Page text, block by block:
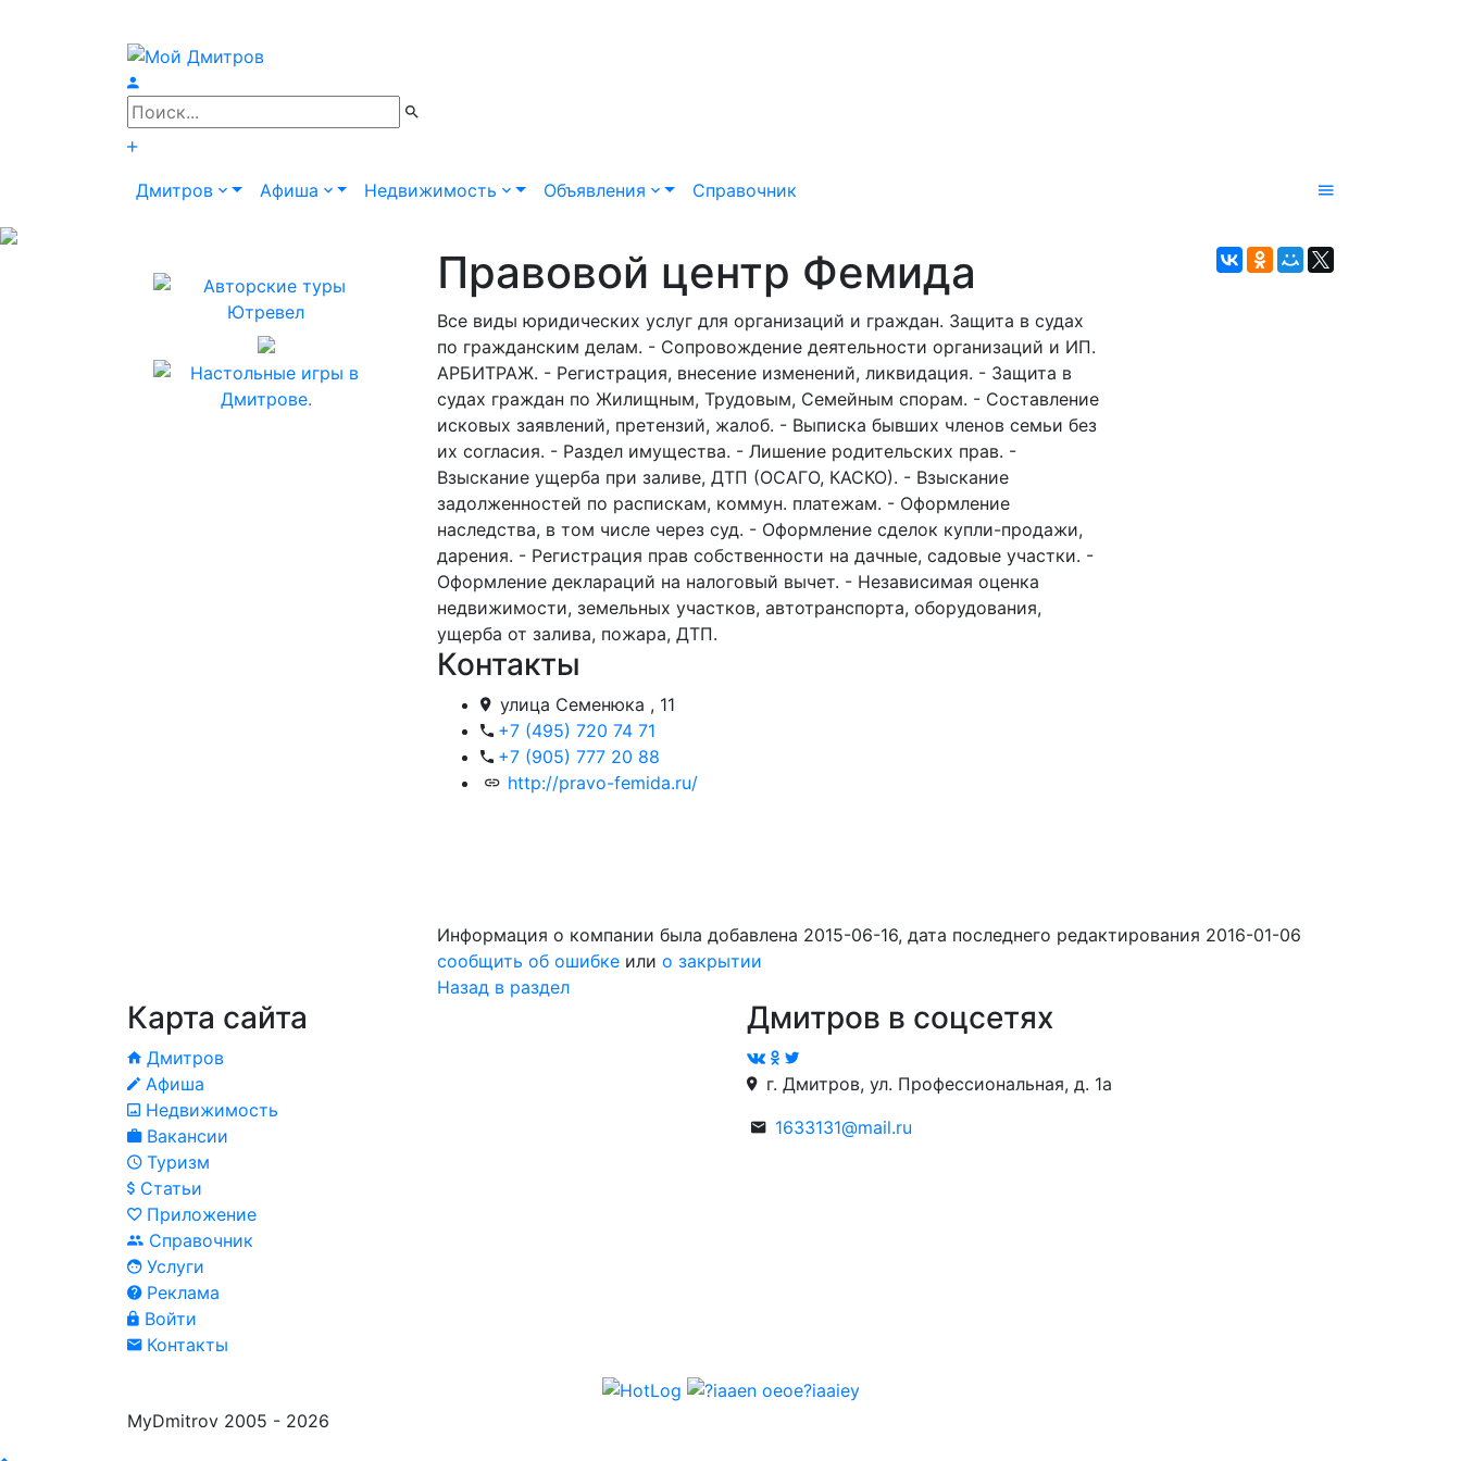
Дмитров Афиша Недвижимость Объявления Справочник
Правовой центр Фемида
Все виды юридических услуг для организаций и граждан. Защита в судах
по гражданским делам. - Сопровождение деятельности организаций и ИП.
АРБИТРАЖ. - Регистрация, внесение изменений, ликвидация. - Защита в
судах граждан по Жилищным, Трудовым, Семейным спорам. - Составление
исковых заявлений, претензий, жалоб. - Выписка бывших членов семьи без
их согласия. - Раздел имущества. - Лишение родительских прав. -
Взыскание ущерба при заливе, ДТП (ОСАГО, КАСКО). - Взыскание
задолженностей по распискам, коммун. платежам. - Оформление
наследства, в том числе через суд. - Оформление сделок купли-продажи,
дарения. - Регистрация прав собственности на дачные, садовые участки. -
Оформление деклараций на налоговый вычет. - Независимая оценка
недвижимости, земельных участков, автотранспорта, оборудования,
ущерба от залива, пожара, ДТП.
Контакты
улица Семенюка , 11
+7 (495) 720 74 71
+7 (905) 777 20 88
http://pravo-femida.ru/
Информация о компании была добавлена 2015-06-16, дата последнего редактирования 2016-01-06
сообщить об ошибке или о закрытии
Назад в раздел
Карта сайта
Дмитров
Афиша
Недвижимость
Вакансии
Туризм
Статьи
Приложение
Справочник
Услуги
Реклама
Войти
Контакты
Дмитров в соцсетях
г. Дмитров, ул. Профессиональная, д. 1а
1633131@mail.ru
MyDmitrov 2005 - 2026